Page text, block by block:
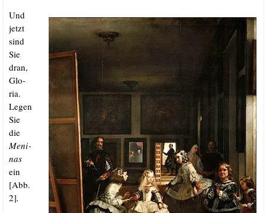
Und
jetzt
sind
Sie
dran,
Glo­
ria.
Legen
Sie
die
Meni­
nas
ein
[Abb.
2].